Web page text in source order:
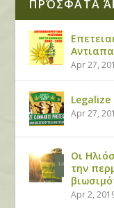
ΠΡΌΣΦΑΤΑ
Apr 27,
Apr 27,
Οι
την
Apr 2,